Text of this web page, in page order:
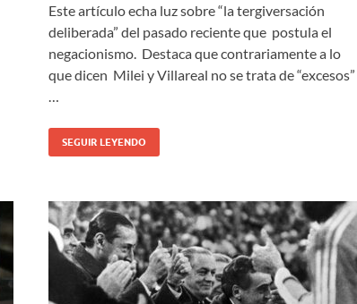
Este artículo echa luz sobre “la tergiversación
deliberada” del pasado reciente que postula el
negacionismo. Destaca que contrariamente a lo
que dicen Milei y Villareal no se trata de “excesos”
SEGUIR LEYENDO